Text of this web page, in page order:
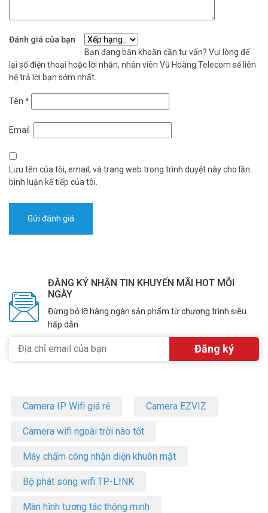
Đánh giá của bạn
Bạn đang băn khoăn cần tư vấn? Vui lòng để
lại số điện thoại hoặc lời nhắn, nhân viên Vũ Hoàng Telecom sẽ liên
hệ trả lời bạn sớm nhất.
Tên *
Email
Lưu tên của tôi, email, và trang web trong trình duyệt này cho lần
bình luận kế tiếp của tôi.
ĐĂNG KÝ NHẬN TIN KHUYẾN MÃI HOT MỖI
NGÀY
Đừng bỏ lỡ hàng ngàn sản phẩm từ chương trình siêu
hấp dẫn
Camera IP Wifi giá rẻ Camera EZVIZ
Camera wifi ngoài trời nào tốt
Máy chấm công nhận diện khuôn mặt
Bộ phát sóng wifi TP-LINK
Màn hình tương tác thông minh